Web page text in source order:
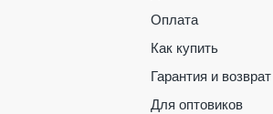
Оплата
Как купить
Гарантия и возврат
Для оптовиков